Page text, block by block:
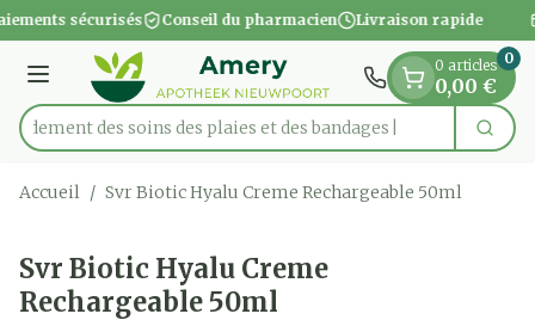
Aller au contenu
1 de 1
sécurisés Conseil du pharmacien Livraison rapide
Menu
Rechercherdes soins des plaies et des bandages
0 articles
0,00 €
0
Accueil / Svr Biotic Hyalu Creme Rechargeable 50ml
Svr Biotic Hyalu Creme
Rechargeable 50ml